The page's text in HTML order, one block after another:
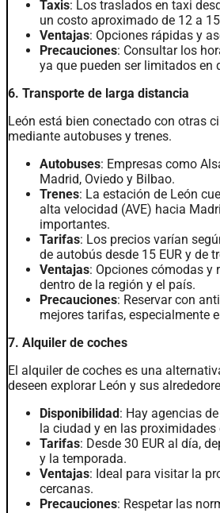
Taxis: Los traslados en taxi
un costo aproximado de 12 a 15
Ventajas: Opciones rápidas y
Precauciones: Consultar los
ya que pueden ser limitados en
6. Transporte de larga distancia
León está bien conectado con otras
mediante autobuses y trenes.
Autobuses: Empresas como
Madrid, Oviedo y Bilbao.
Trenes: La estación de León
alta velocidad (AVE) hacia
importantes.
Tarifas: Los precios varían
de autobús desde 15 EUR y de
Ventajas: Opciones cómodas y
dentro de la región y el país.
Precauciones: Reservar con
mejores tarifas, especialmente
7. Alquiler de coches
El alquiler de coches es una
deseen explorar León y sus
Disponibilidad: Hay agencias
la ciudad y en las proximidades
Tarifas: Desde 30 EUR al día,
y la temporada.
Ventajas: Ideal para visitar la
cercanas.
Precauciones: Respetar las